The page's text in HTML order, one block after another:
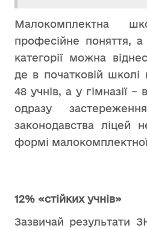
професійне поняття,
категорії можна
де в початковій школі
48 учнів, а у гімназії –
одразу
законодавства ліцей
формі
12% «стійких учнів»
Зазвичай результати